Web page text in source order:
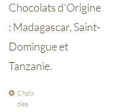
Chocolats d'Origine
: Madagascar, Saint-
Domingue et
Tanzanie.
Choix
des